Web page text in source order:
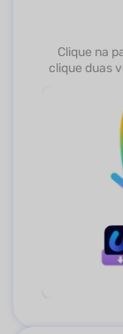
Clique na
clique duas